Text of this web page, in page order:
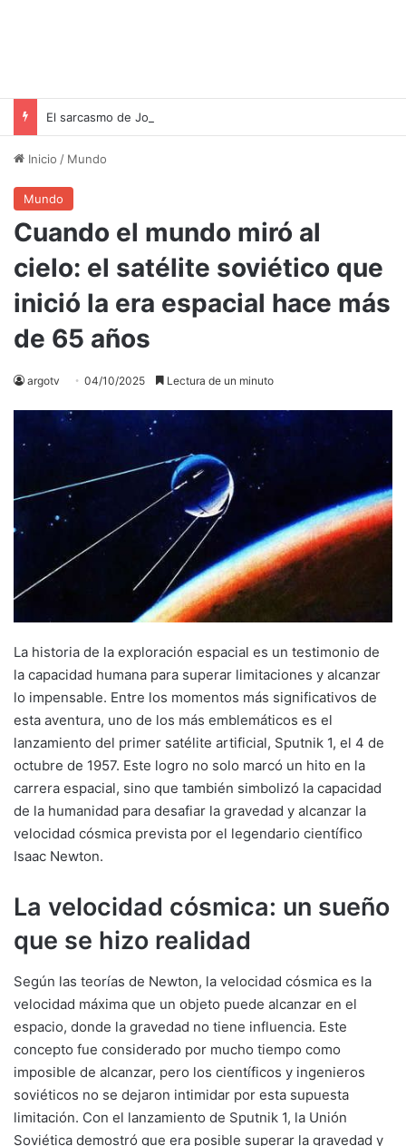
Inicio / Mundo
Mundo
Cuando el mundo miró al
cielo: el satélite soviético que
inició la era espacial hace más
de 65 años
argotv 04/10/2025 Lectura de un minuto
La historia de la exploración espacial es un testimonio de
la capacidad humana para superar limitaciones y alcanzar
lo impensable. Entre los momentos más significativos de
esta aventura, uno de los más emblemáticos es el
lanzamiento del primer satélite artificial, Sputnik 1, el 4 de
octubre de 1957. Este logro no solo marcó un hito en la
carrera espacial, sino que también simbolizó la capacidad
de la humanidad para desafiar la gravedad y alcanzar la
velocidad cósmica prevista por el legendario científico
Isaac Newton.
La velocidad cósmica: un sueño
que se hizo realidad
Según las teorías de Newton, la velocidad cósmica es la
velocidad máxima que un objeto puede alcanzar en el
espacio, donde la gravedad no tiene influencia. Este
concepto fue considerado por mucho tiempo como
imposible de alcanzar, pero los científicos y ingenieros
soviéticos no se dejaron intimidar por esta supuesta
limitación. Con el lanzamiento de Sputnik 1, la Unión
Soviética demostró que era posible superar la gravedad y